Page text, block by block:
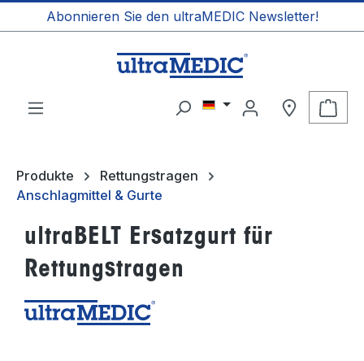
springen
Abonnieren Sie den ultraMEDIC Newsletter!
Produkte
Rettungstragen
Anschlagmittel & Gurte
ultraBELT Ersatzgurt für
Rettungstragen